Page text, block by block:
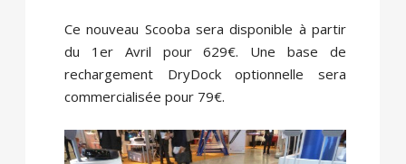
Ce nouveau Scooba sera disponible à partir
du 1er Avril pour 629€. Une base de
rechargement DryDock optionnelle sera
commercialisée pour 79€.